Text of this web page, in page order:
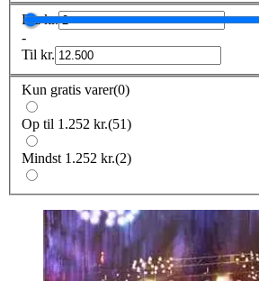
Frakr.
-
Til kr.
Kun gratis varer(0)
Op til 1.252 kr.(51)
Mindst 1.252 kr.(2)